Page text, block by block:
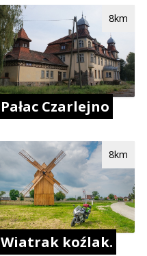
Pałac Czarlejno
8km
Wiatrak koźlak.
8km